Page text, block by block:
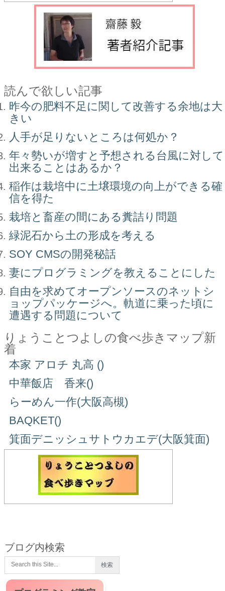
読んで欲しい記事
昨今の肥料不足に関して改善する余地は大
きい
人手が足りないところは何処か？
年々勢いが増すと予想される台風に対して
出来ることはあるか？
稲作は栽培中に土壌環境の向上ができる確
信を得た
栽培と畜産の間にある糞詰り問題
緑泥石から土の形成を考える
SOY CMSの開発秘話
妻にプログラミングを教えることにした
自由を求めてオープンソースのネットシ
ョップパッケージへ。軌道に乗った頃に
遭遇する問題について
りょうことつよしの食べ歩きマップ新
着
本家 アロチ 丸高 ()
中華飯店 香来()
らーめん一作(大阪高槻)
BAQKET()
箕面デニッシュサトウカエデ(大阪箕面)
ブログ内検索